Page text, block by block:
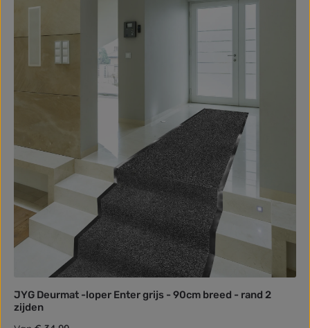
JYG Deurmat -loper Enter grijs - 90cm breed - rand 2
zijden